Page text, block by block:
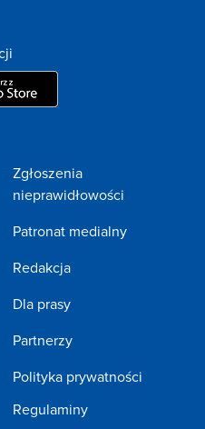
Zgłoszenia
nieprawidłowości
Patronat medialny
Redakcja
Dla prasy
Partnerzy
Polityka prywatności
Regulaminy